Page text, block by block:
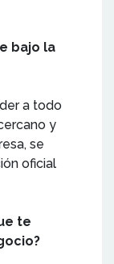
bajo la
a todo
y
se
oficial
te